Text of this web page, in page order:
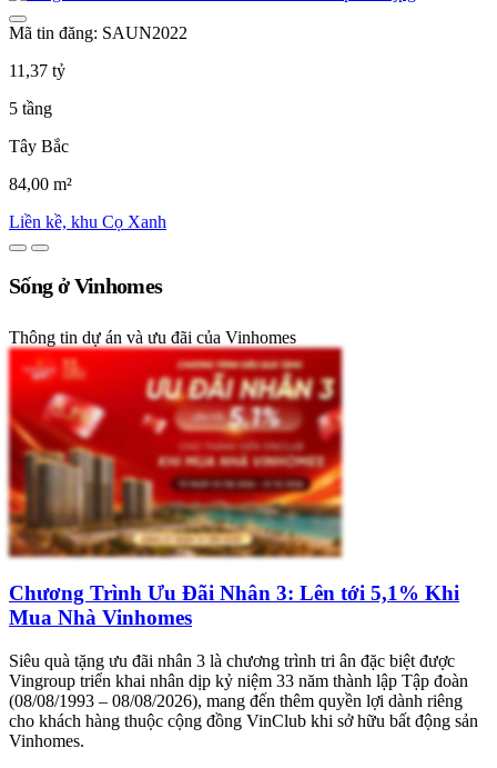
Mã tin đăng: SAUN2022
11,37 tỷ
5 tầng
Tây Bắc
84,00 m²
Liền kề, khu Cọ Xanh
Sống ở Vinhomes
Thông tin dự án và ưu đãi của Vinhomes
Chương Trình Ưu Đãi Nhân 3: Lên tới 5,1% Khi
Mua Nhà Vinhomes
Siêu quà tặng ưu đãi nhân 3 là chương trình tri ân đặc biệt được
Vingroup triển khai nhân dịp kỷ niệm 33 năm thành lập Tập đoàn
(08/08/1993 – 08/08/2026), mang đến thêm quyền lợi dành riêng
cho khách hàng thuộc cộng đồng VinClub khi sở hữu bất động sản
Vinhomes.